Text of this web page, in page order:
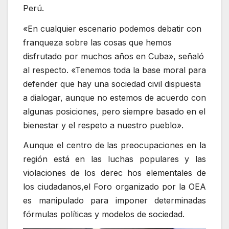
Perú.
«En cualquier escenario podemos debatir con
franqueza sobre las cosas que hemos
disfrutado por muchos años en Cuba», señaló
al respecto. «Tenemos toda la base moral para
defender que hay una sociedad civil dispuesta
a dialogar, aunque no estemos de acuerdo con
algunas posiciones, pero siempre basado en el
bienestar y el respeto a nuestro pueblo».
Aunque el centro de las preocupaciones en la
región está en las luchas populares y las
violaciones de los derec hos elementales de
los ciudadanos,el Foro organizado por la OEA
es manipulado para imponer determinadas
fórmulas políticas y modelos de sociedad.